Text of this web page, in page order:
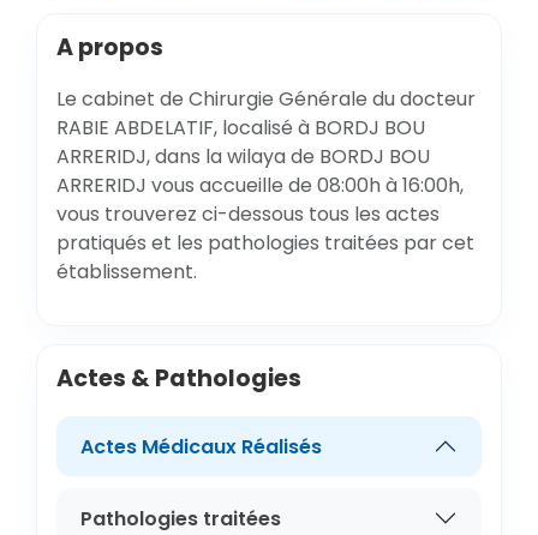
A propos
Le cabinet de Chirurgie Générale du docteur
RABIE ABDELATIF, localisé à BORDJ BOU
ARRERIDJ, dans la wilaya de BORDJ BOU
ARRERIDJ vous accueille de 08:00h à 16:00h,
vous trouverez ci-dessous tous les actes
pratiqués et les pathologies traitées par cet
établissement.
Actes & Pathologies
Actes Médicaux Réalisés
Pathologies traitées